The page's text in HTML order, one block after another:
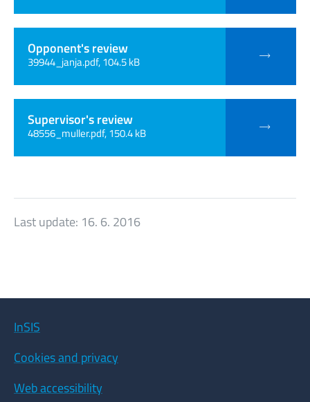
Opponent's review
39944_janja.pdf, 104.5 kB
Supervisor's review
48556_muller.pdf, 150.4 kB
Last update: 16. 6. 2016
InSIS
Cookies and privacy
Web accessibility